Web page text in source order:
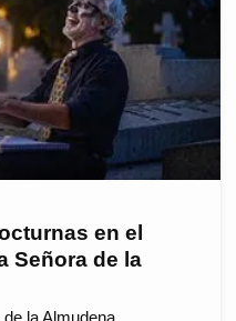
en el
Señora de la
la Almudena